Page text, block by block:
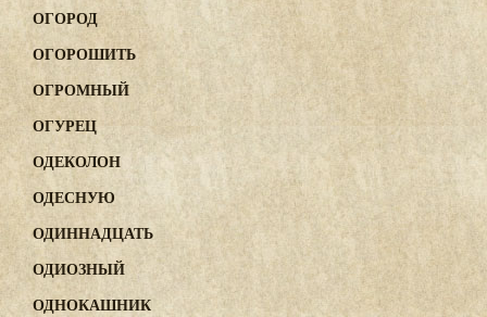
ОГОРОД
ОГОРОШИТЬ
ОГРОМНЫЙ
ОГУРЕЦ
ОДЕКОЛОН
ОДЕСНУЮ
ОДИННАДЦАТЬ
ОДИОЗНЫЙ
ОДНОКАШНИК